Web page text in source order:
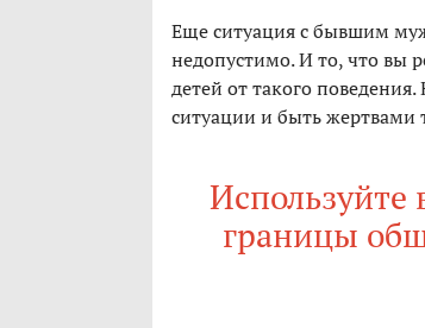
Еще ситуация с бывшим
недопустимо. И то, что вы
детей от такого
ситуации и быть жертвами
Используйте
границы